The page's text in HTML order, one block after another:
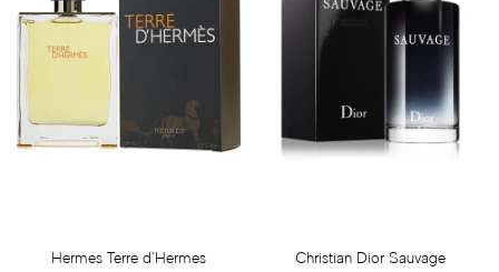
Hermes Terre d`Hermes Christian Dior Sauvage